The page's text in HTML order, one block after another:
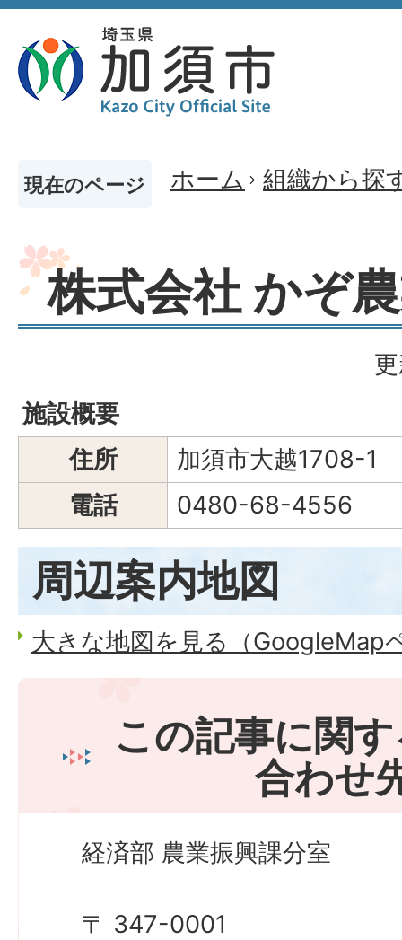
現在のページ ホーム 組織から探
株式会社 かぞ
施設概要
住所
加須市大越1708-1
電話
0480-68-4556
周辺案内地図
大きな地図を見る（GoogleMap
この記事に関
合わせ
経済部 農業振興課分室
〒 347-0001